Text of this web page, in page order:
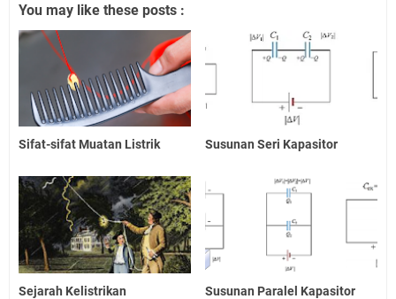
You may like these posts :
Sifat-sifat Muatan Listrik Susunan Seri Kapasitor
Sejarah Kelistrikan Susunan Paralel Kapasitor